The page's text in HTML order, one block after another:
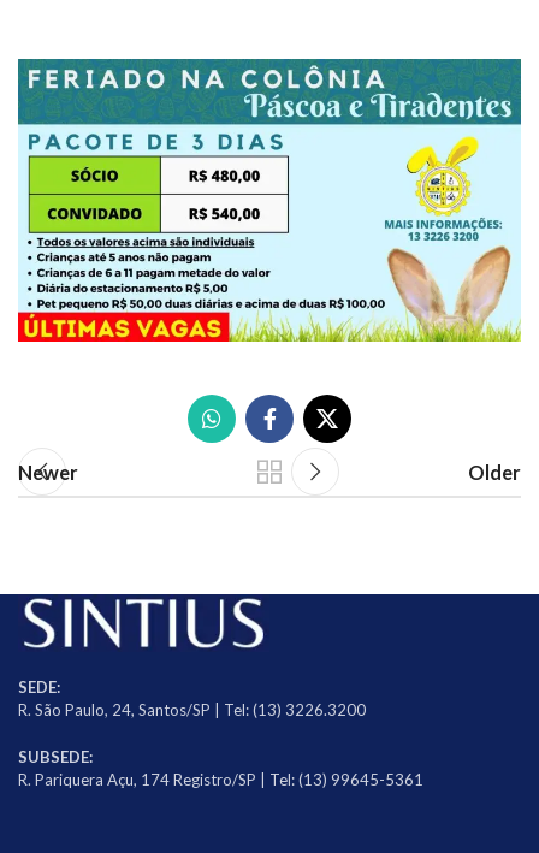
Newer Older
SEDE:
R. São Paulo, 24, Santos/SP | Tel: (13) 3226.3200
SUBSEDE:
R. Pariquera Açu, 174 Registro/SP | Tel: (13) 99645-5361